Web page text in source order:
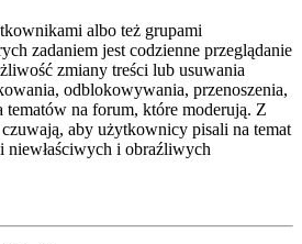
albo też grupami
zadaniem jest codzienne przeglądanie
zmiany treści lub usuwania
odblokowywania, przenoszenia,
tematów na forum, które moderują. Z
czuwają, aby użytkownicy pisali na temat
niewłaściwych i obraźliwych